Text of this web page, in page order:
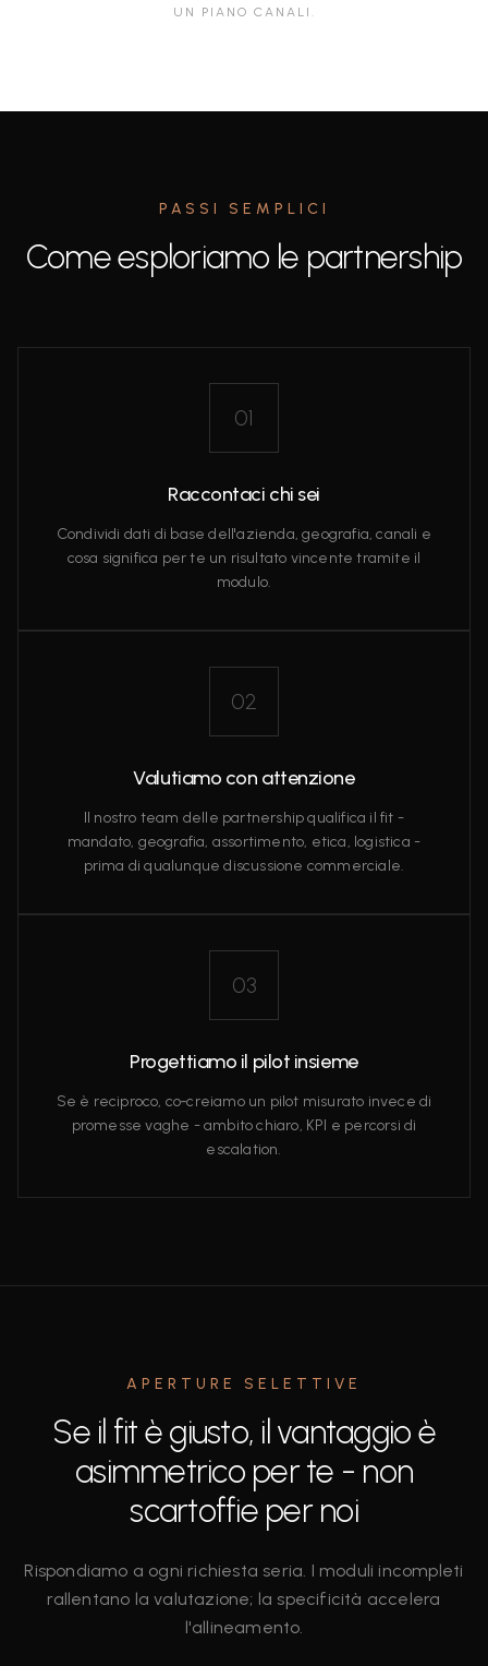
UN PIANO CANALI.
PASSI SEMPLICI
Come esploriamo le partnership
01
Raccontaci chi sei
Condividi dati di base dell'azienda, geografia, canali e
cosa significa per te un risultato vincente tramite il
modulo.
02
Valutiamo con attenzione
Il nostro team delle partnership qualifica il fit -
mandato, geografia, assortimento, etica, logistica -
prima di qualunque discussione commerciale.
03
Progettiamo il pilot insieme
Se è reciproco, co‑creiamo un pilot misurato invece di
promesse vaghe - ambito chiaro, KPI e percorsi di
escalation.
APERTURE SELETTIVE
Se il fit è giusto, il vantaggio è
asimmetrico per te - non
scartoffie per noi
Rispondiamo a ogni richiesta seria. I moduli incompleti
rallentano la valutazione; la specificità accelera
l'allineamento.